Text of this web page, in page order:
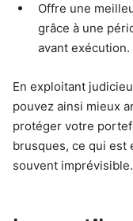
Offre une
grâce à une
avant exécution.
En exploitant
pouvez ainsi mieux
protéger votre
brusques, ce qui est
souvent imprévisible.